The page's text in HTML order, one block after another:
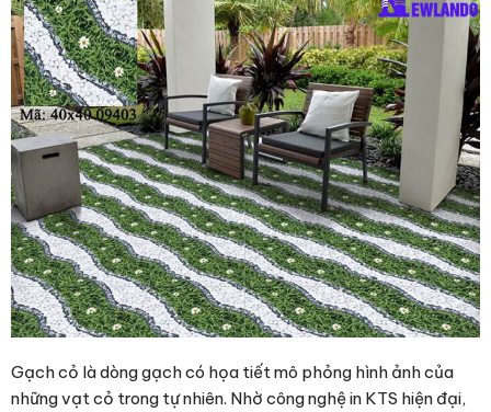
Gạch cỏ là dòng gạch có họa tiết mô phỏng hình ảnh của
những vạt cỏ trong tự nhiên. Nhờ công nghệ in KTS hiện đại,